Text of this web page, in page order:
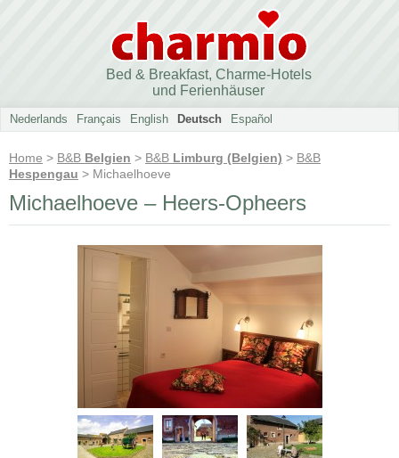
Bed & Breakfast, Charme-Hotels
und Ferienhäuser
Nederlands Français English Deutsch Español
Home > B&B Belgien > B&B Limburg (Belgien) > B&B
Hespengau > Michaelhoeve
Michaelhoeve – Heers-Opheers